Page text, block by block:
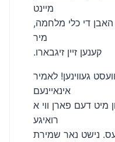
מיינט
האבן די כלי מלחמה,
מיר
.קענען זיין זיגבארו
געווינען! לאמיר
אינאיינעם
מיט דעם פארן ווי א
רואיגע
נישט נאר שמירת